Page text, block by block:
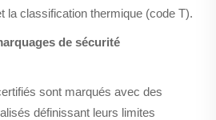
la classification thermique (code T).
de sécurité
sont marqués avec des
définissant leurs limites